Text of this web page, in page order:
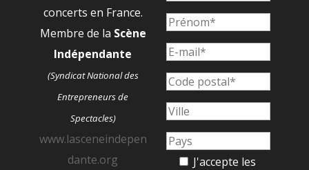
concerts en France.
Membre de la Scène
Indépendante
(Syndicat National des
Entrepreneurs de
Spectacles)
www.lasceneindepen
dante.org
J'accepte les